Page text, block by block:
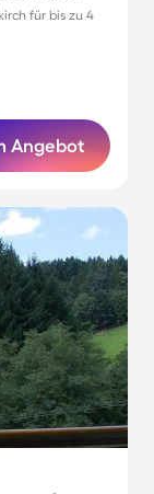
für bis zu 4
Angebot